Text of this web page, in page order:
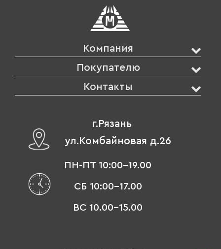
Компания
Покупателю
Контакты
г.Рязань
ул.Комбайновая д.26
ПН-ПТ 10:00-19.00
СБ 10:00-17.00
ВС 10.00-15.00